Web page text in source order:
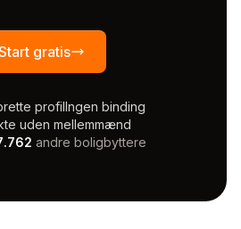
gratis
profilIngen binding
uden mellemmænd
andre boligbyttere